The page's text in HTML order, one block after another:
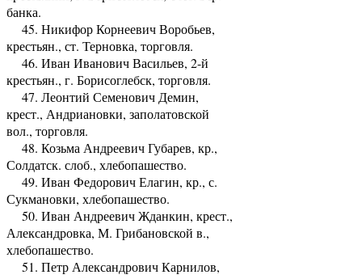
банка.
45. Никифор Корнеевич Воробьев,
крестьян., ст. Терновка, торговля.
46. Иван Иванович Васильев, 2-й
крестьян., г. Борисоглебск, торговля.
47. Леонтий Семенович Демин,
крест., Андриановки, заполатовской
вол., торговля.
48. Козьма Андреевич Губарев, кр.,
Солдатск. слоб., хлебопашество.
49. Иван Федорович Елагин, кр., с.
Сукмановки, хлебопашество.
50. Иван Андреевич Жданкин, крест.,
Александровка, М. Грибановской в.,
хлебопашество.
51. Петр Александрович Карнилов,